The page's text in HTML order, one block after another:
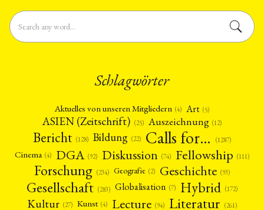
Schlagwörter
Aktuelles von unseren Mitgliedern (4) Art (5)
ASIEN (Zeitschrift) (25) Auszeichnung (12)
Bericht (128) Bildung (22) Calls for… (1287)
Cinema (4) DGA (92) Diskussion (74) Fellowship (111)
Forschung (234) Geografie (2) Geschichte (93)
Gesellschaft (283) Globalisation (7) Hybrid (172)
Kultur (27) Kunst (4) Lecture (94) Literatur (261)